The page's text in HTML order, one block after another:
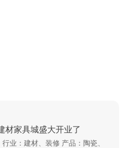
材家具城盛大开业了
业：建材、装修 产品：陶瓷、